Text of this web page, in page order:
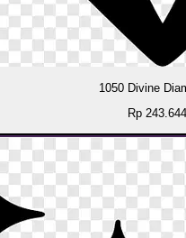
1050 Divine
Rp 243.644